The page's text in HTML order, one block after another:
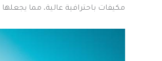
مكيفات باحترافية عالية، مما يجعلها